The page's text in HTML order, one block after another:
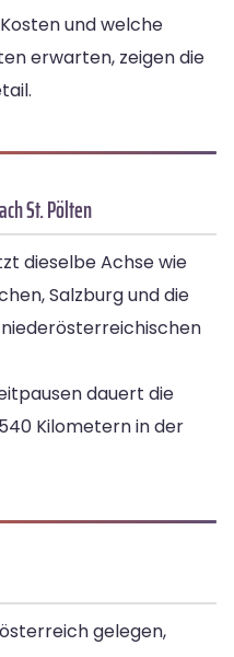
und welche
erwarten, zeigen die
St. Pölten
dieselbe Achse wie
Salzburg und die
dauert die
Kilometern in der
gelegen,